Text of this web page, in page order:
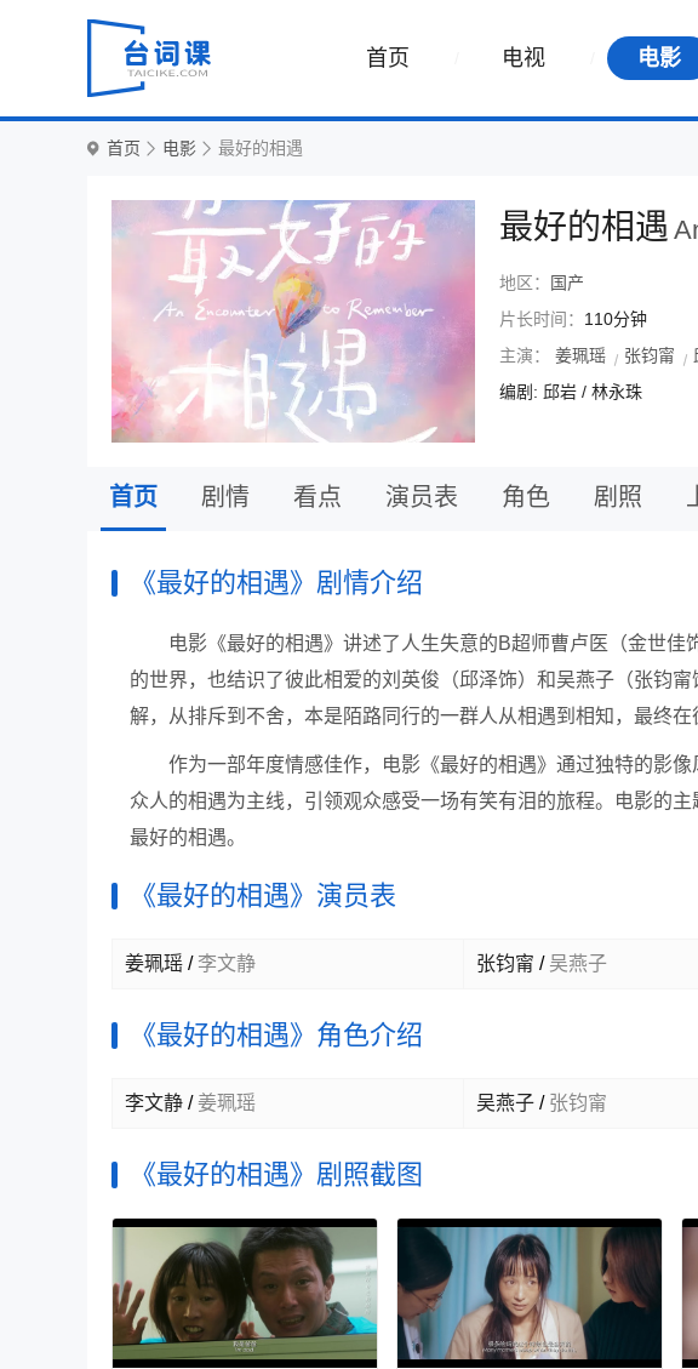
首页 电视 电影
首页 电影 最好的相遇
最好的相遇
地区： 国产
片长时间： 110分钟
主演：
姜珮瑶 张钧甯
编剧: 邱岩 / 林永珠
首页 剧情 看点 演员表 角色 剧照
《最好的相遇》剧情介绍
电影《最好的相遇》讲述了人生失意的B超师曹卢医（金世
的世界，也结识了彼此相爱的刘英俊（邱泽饰）和吴燕子（张钧
解，从排斥到不舍，本是陌路同行的一群人从相遇到相知，最终在
作为一部年度情感佳作，电影《最好的相遇》通过独特的影
众人的相遇为主线，引领观众感受一场有笑有泪的旅程。电影的
最好的相遇。
《最好的相遇》演员表
姜珮瑶 / 李文静 张钧甯 / 吴燕子
《最好的相遇》角色介绍
李文静 /姜珮瑶 吴燕子 / 张钧甯
《最好的相遇》剧照截图